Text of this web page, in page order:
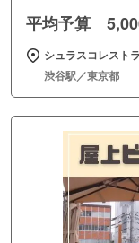
平均予算
シュラスコレスト
渋谷駅／東京都